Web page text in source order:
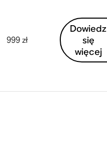
999 zł
Dowiedz
się
więcej